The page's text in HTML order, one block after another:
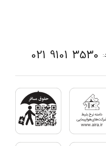
021 9101 3530